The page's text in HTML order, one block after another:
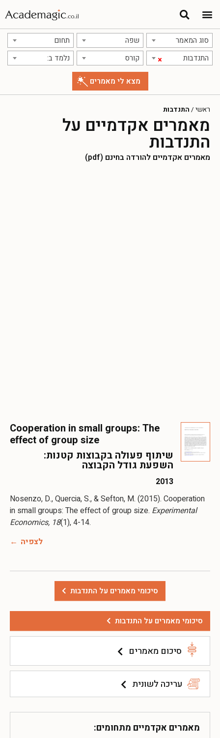
סוג המאמר שפה תחום
× התנדבות קורס נלמד ב:
סיכומי מאמרים על התנדבות
סיכום מאמרים
עריכה לשונית
מאמרים אקדמיים מתחומים:
ראשי / התנדבות
מאמרים אקדמיים על
התנדבות
מאמרים אקדמיים להורדה בחינם (pdf)
Cooperation in small groups: The
effect of group size
שיתוף פעולה בקבוצות קטנות:
השפעת גודל הקבוצה
2013
Nosenzo, D., Quercia, S., & Sefton, M. (2015). Cooperation
in small groups: The effect of group size. Experimental
Economics, 18
לצפיה
סיכומי מאמרים על התנדבות